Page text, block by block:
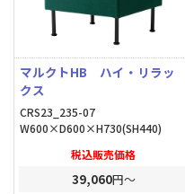
マルクトHB ハイ・リラッ
クス
CRS23_235-07
W600×D600×H730(SH440)
税込販売価格
39,060円～